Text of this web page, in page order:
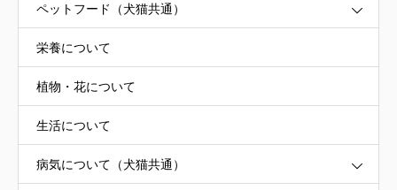
ペットフード（犬猫共通）
栄養について
植物・花について
生活について
病気について（犬猫共通）